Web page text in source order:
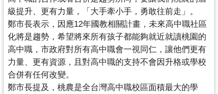
政
府
資
訊
公
開
回
級提升、更有力量，「大手牽小手，勇敢往前走」 。
鄭市長表示，因應12年國教相關計畫， 未來高中職社區
化將是趨勢， 希望將來所有孩子都能夠就近就讀桃園的
高中職， 市政府對所有高中職會一視同仁，讓他們更有
力量、更有資源， 且對高中職的支持不會因升格或學校
合併有任何改變。
鄭市長提及，桃農是全台灣高中職校區面積最大的學